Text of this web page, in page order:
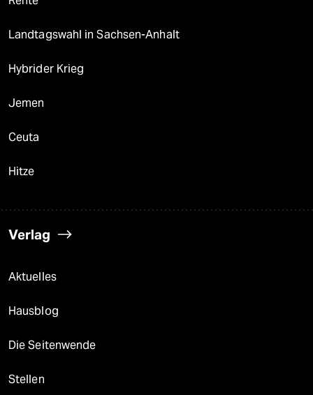
Landtagswahl in Sachsen-Anhalt
Hybrider Krieg
Jemen
Ceuta
Hitze
Verlag
Aktuelles
Hausblog
Die Seitenwende
Stellen